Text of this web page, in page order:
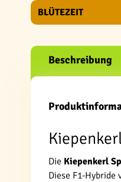
BLÜTEZEIT
Beschreibung
Die Kiepenkerl
Diese F1-